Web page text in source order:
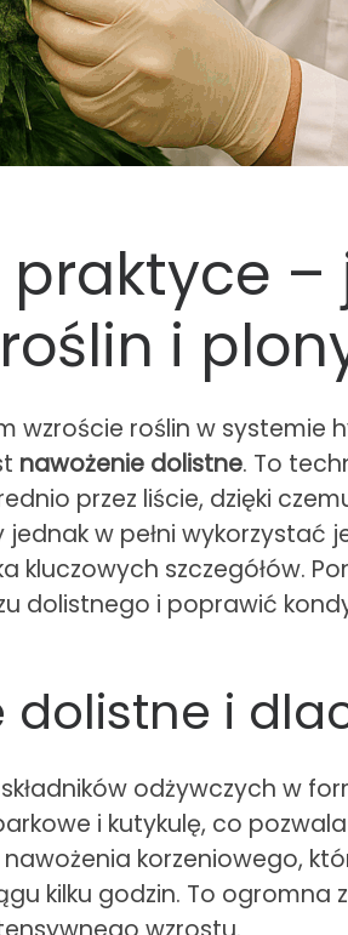
praktyce
i
wzroście roślin w systemie
nawożenie dolistne. To
przez liście, dzięki
w pełni wykorzystać
kluczowych szczegółów.
dolistnego i poprawić
i
odżywczych w
i kutykulę, co
korzeniowego,
kilku godzin. To ogromna